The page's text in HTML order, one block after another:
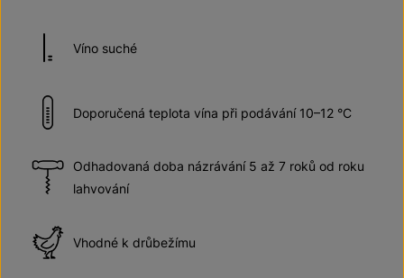
Víno suché
Doporučená teplota vína při podávání 10–12 °C
Odhadovaná doba názrávání 5 až 7 roků od roku
lahvování
Vhodné k drůbežímu